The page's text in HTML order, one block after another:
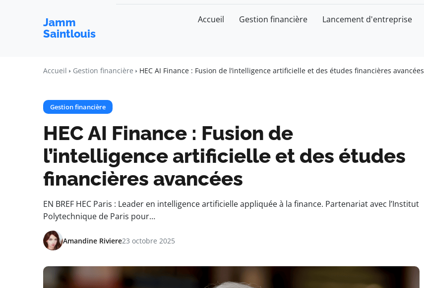
Jamm
Saintlouis
Accueil Gestion financière Lancement d'entreprise
Accueil Gestion financière HEC AI Finance : Fusion de l’intelligence artificielle et des études financières avancées
Gestion financière
HEC AI Finance : Fusion de
l’intelligence artificielle et des études
financières avancées
EN BREF HEC Paris : Leader en intelligence artificielle appliquée à la finance. Partenariat avec l’Institut
Polytechnique de Paris pour…
Amandine Riviere23 octobre 2025